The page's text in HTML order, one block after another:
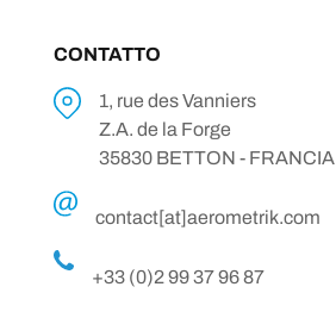
CONTATTO
1, rue des Vanniers
Z.A. de la Forge
35830 BETTON - FRANCIA
contact[at]aerometrik.com
+33 (0)2 99 37 96 87